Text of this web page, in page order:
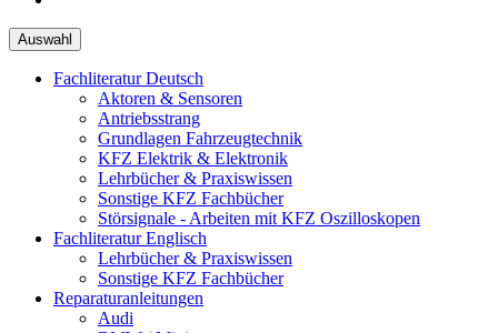
Auswahl
Fachliteratur Deutsch
Aktoren & Sensoren
Antriebsstrang
Grundlagen Fahrzeugtechnik
KFZ Elektrik & Elektronik
Lehrbücher & Praxiswissen
Sonstige KFZ Fachbücher
Störsignale - Arbeiten mit KFZ Oszilloskopen
Fachliteratur Englisch
Lehrbücher & Praxiswissen
Sonstige KFZ Fachbücher
Reparaturanleitungen
Audi